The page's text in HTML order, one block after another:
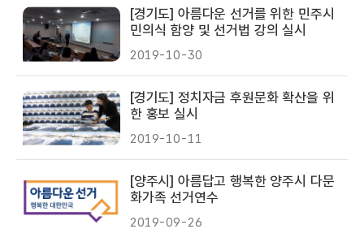
[경기도] 아름다운 선거를 위한 민주시
민의식 함양 및 선거법 강의 실시
2019-10-30
[경기도] 정치자금 후원문화 확산을 위
한 홍보 실시
2019-10-11
[양주시] 아름답고 행복한 양주시 다문
화가족 선거연수
2019-09-26